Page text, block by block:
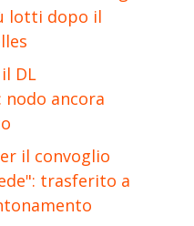
lotti dopo il
DL
nodo ancora
il convoglio
trasferito a